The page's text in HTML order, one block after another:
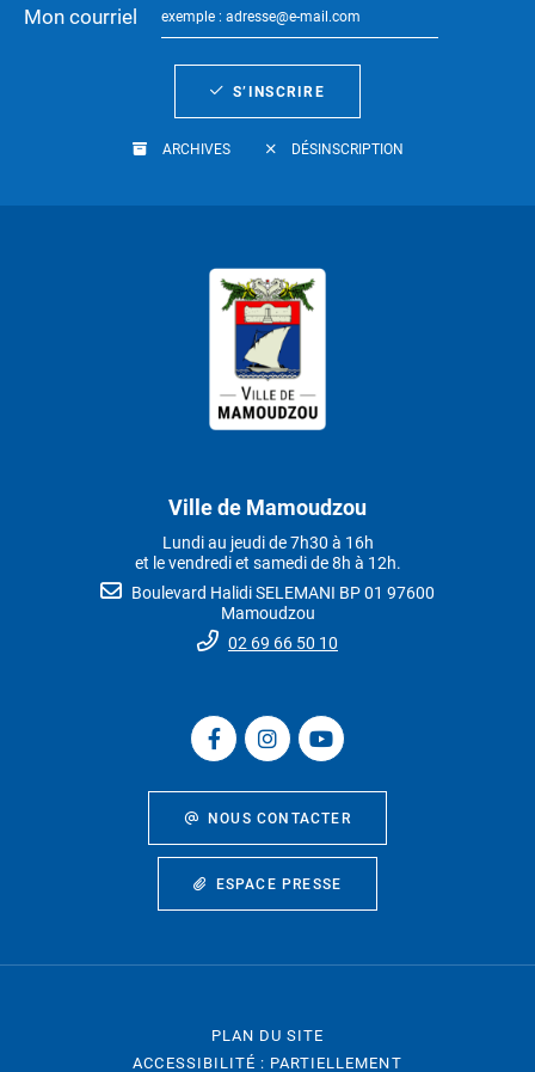
Mon courriel
S’INSCRIRE
ARCHIVES DÉSINSCRIPTION
Ville de Mamoudzou
Lundi au jeudi de 7h30 à 16h
et le vendredi et samedi de 8h à 12h.
Boulevard Halidi SELEMANI BP 01 97600
Mamoudzou
02 69 66 50 10
NOUS CONTACTER
ESPACE PRESSE
PLAN DU SITE
ACCESSIBILITÉ : PARTIELLEMENT